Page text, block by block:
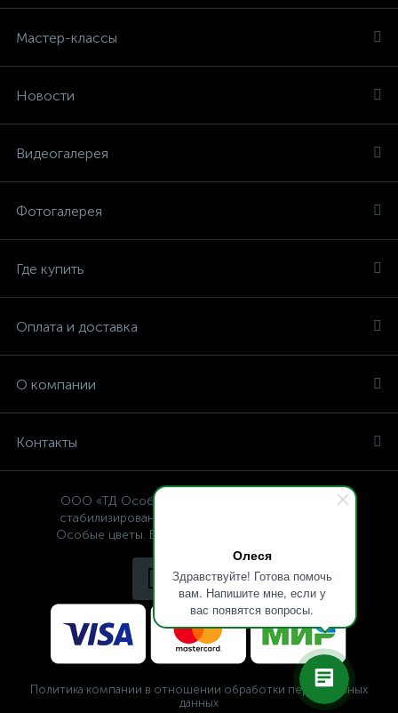
Олеся
Здравствуйте! Готова помочь
вам. Напишите мне, если у
вас появятся вопросы.
Мастер-классы
Новости
Видеогалерея
Фотогалерея
Где купить
Оплата и доставка
О компании
Контакты
ООО «ТД Особые цветы» — интернет-магазин
стабилизированных растений, © Specialflowers
Особые цветы. Все права защищены 2009-2025.
Политика компании в отношении обработки персональных
данных